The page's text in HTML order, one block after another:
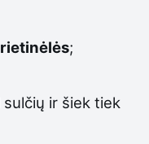
;
ir šiek tiek